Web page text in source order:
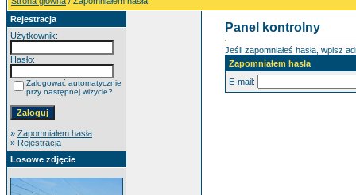
Rejestracja
Użytkownik:
Hasło:
Zalogować automatycznie
przy następnej wizycie?
» Zapomniałem hasła
» Rejestracja
Losowe zdjęcie
Panel kontrolny
Jeśli zapomniałeś hasła, wpisz
Zapomniałem hasła
E-mail: